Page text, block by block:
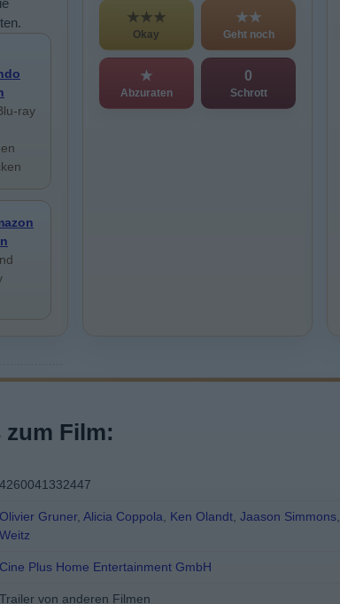
ray
★★★
Okay
★★
Geht noch
★
Abzuraten
0
Schrott
Film:
4260041332447
Olivier Gruner, Alicia Coppola Ken Olandt Jaason Simmons
Weitz
Cine Plus Home Entertainment GmbH
Trailer von anderen Filmen